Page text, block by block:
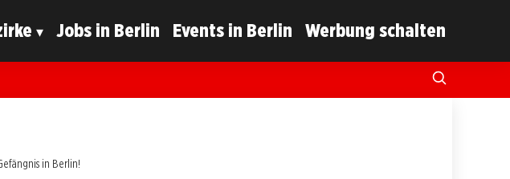
Jobs in Berlin Events in Berlin Werbung schalten
in Berlin!